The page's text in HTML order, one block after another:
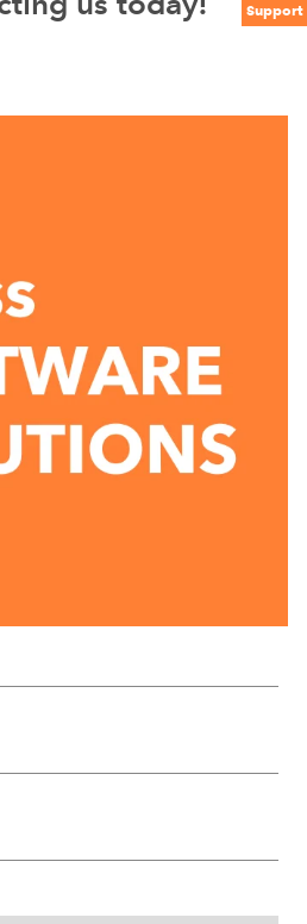
Support